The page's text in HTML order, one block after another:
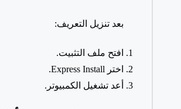
بعد تنزيل التعريف:
افتح ملف التثبيت.
اختر Express Install.
أعد تشغيل الكمبيوتر.